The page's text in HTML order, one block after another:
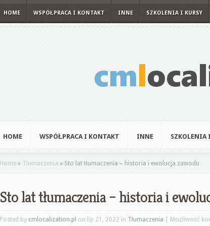
HOME WSPÓŁPRACA I KONTAKT INNE SZKOLENIA I KURSY
HOME WSPÓŁPRACA I KONTAKT INNE SZKOLENIA
Home » Tłumaczenia » Sto lat tłumaczenia – historia i ewolucja zawodu
Sto lat tłumaczenia – historia i
Posted by cmlocalization.pl on lip 21, 2022 in Tłumaczenia Możliwość